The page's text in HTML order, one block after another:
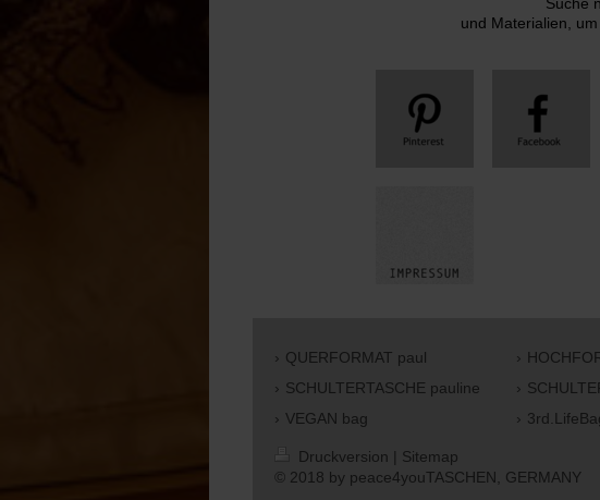
und Materialien,
QUERFORMAT paul
SCHULTERTASCHE pauline
VEGAN bag
Druckversion | Sitemap
© 2018 by peace4youTASCHEN, GERMANY